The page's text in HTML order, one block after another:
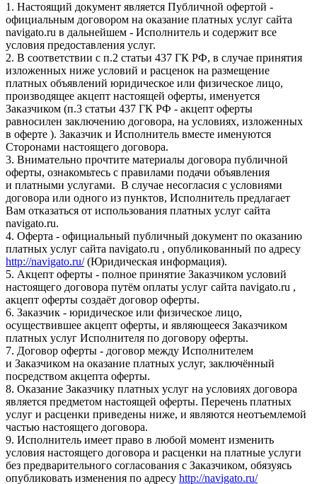
1. Настоящий документ является Публичной офертой -
официальным договором на оказание платных услуг сайта
navigato.ru в дальнейшем - Исполнитель и содержит все
условия предоставления услуг.
2. В соответствии с п.2 статьи 437 ГК РФ, в случае принятия
изложенных ниже условий и расценок на размещение
платных объявлений юридическое или физическое лицо,
производящее акцепт настоящей оферты, именуется
Заказчиком (п.3 статьи 437 ГК РФ - акцепт оферты
равносилен заключению договора, на условиях, изложенных
в оферте ). Заказчик и Исполнитель вместе именуются
Сторонами настоящего договора.
3. Внимательно прочтите материалы договора публичной
оферты, ознакомьтесь с правилами подачи объявления
и платными услугами. В случае несогласия с условиями
договора или одного из пунктов, Исполнитель предлагает
Вам отказаться от использования платных услуг сайта
navigato.ru.
4. Оферта - официальный публичный документ по оказанию
платных услуг сайта navigato.ru , опубликованный по адресу
http://navigato.ru/(Юридическая информация).
5. Акцепт оферты - полное принятие Заказчиком условий
настоящего договора путём оплаты услуг сайта navigato.ru ,
акцепт оферты создаёт договор оферты.
6. Заказчик - юридическое или физическое лицо,
осуществившее акцепт оферты, и являющееся Заказчиком
платных услуг Исполнителя по договору оферты.
7. Договор оферты - договор между Исполнителем
и Заказчиком на оказание платных услуг, заключённый
посредством акцепта оферты.
8. Оказание Заказчику платных услуг на условиях договора
является предметом настоящей оферты. Перечень платных
услуг и расценки приведены ниже, и являются неотъемлемой
частью настоящего договора.
9. Исполнитель имеет право в любой момент изменить
условия настоящего договора и расценки на платные услуги
без предварительного согласования с Заказчиком, обязуясь
опубликовать изменения по адресу http://navigato.ru/